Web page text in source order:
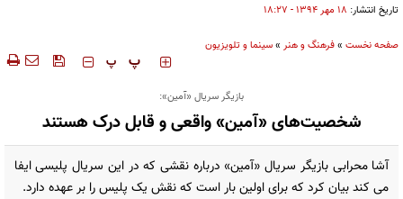
تاریخ انتشار: ۱۸ مهر ۱۳۹۴ - ۱۸:۲۷
صفحه نخست »فرهنگ و هنر »سینما و تلویزیون
‍‍‍ پ پ
بازیگر سریال «آمین»:
شخصیت‌های «آمین» واقعی و قابل درک هستند
آشا محرابی بازیگر سریال «آمین» درباره نقشی که در این سریال پلیسی ایفا
می کند بیان کرد که برای اولین بار است که نقش یک پلیس را بر عهده دارد.